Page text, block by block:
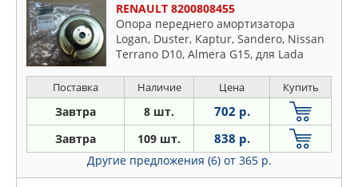
RENAULT 8200808455
Опора переднего амортизатора
Logan, Duster, Kaptur, Sandero, Nissan
Terrano D10, Almera G15, для Lada
Поставка Наличие Цена Купить
Завтра 8 шт. 702 р.
Завтра 109 шт. 838 р.
Другие предложения (6) от 365 р.